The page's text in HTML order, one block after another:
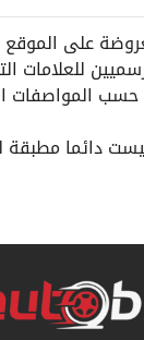
على
للعلامات
حسب المواصفات
دائما مطبقة